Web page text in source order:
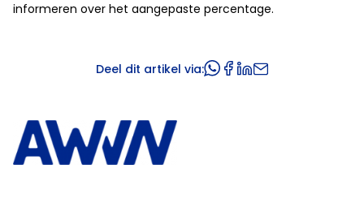
informeren over het aangepaste percentage.
Deel dit artikel via: